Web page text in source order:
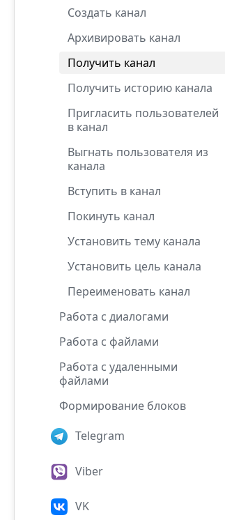
Создать канал
Архивировать канал
Получить канал
Получить историю канала
Пригласить пользователей
в канал
Выгнать пользователя из
канала
Вступить в канал
Покинуть канал
Установить тему канала
Установить цель канала
Переименовать канал
Работа с диалогами
Работа с файлами
Работа с удаленными
файлами
Формирование блоков
Telegram
Viber
VK